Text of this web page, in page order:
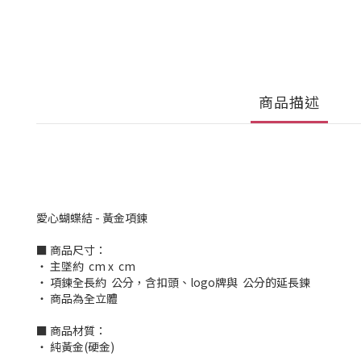
商品描述
愛心蝴蝶結 - 黃金項鍊
■ 商品尺寸：
‧ 主墜約 cm x cm
‧ 項鍊全長約 公分，含扣頭、logo牌與 公分的延長鍊
‧ 商品為全立體
■ 商品材質：
‧ 純黃金(硬金)